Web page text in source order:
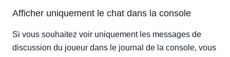
Afficher uniquement le chat dans la console
Si vous souhaitez voir uniquement les messages de
discussion du joueur dans le journal de la console, vous